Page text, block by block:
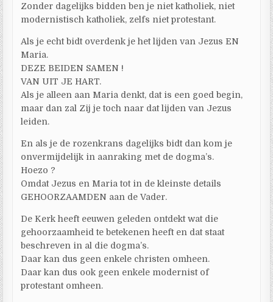
Zonder dagelijks bidden ben je niet katholiek, niet
modernistisch katholiek, zelfs niet protestant.
Als je echt bidt overdenk je het lijden van Jezus EN
Maria.
DEZE BEIDEN SAMEN !
VAN UIT JE HART.
Als je alleen aan Maria denkt, dat is een goed begin,
maar dan zal Zij je toch naar dat lijden van Jezus
leiden.
En als je de rozenkrans dagelijks bidt dan kom je
onvermijdelijk in aanraking met de dogma’s.
Hoezo ?
Omdat Jezus en Maria tot in de kleinste details
GEHOORZAAMDEN aan de Vader.
De Kerk heeft eeuwen geleden ontdekt wat die
gehoorzaamheid te betekenen heeft en dat staat
beschreven in al die dogma’s.
Daar kan dus geen enkele christen omheen.
Daar kan dus ook geen enkele modernist of
protestant omheen.